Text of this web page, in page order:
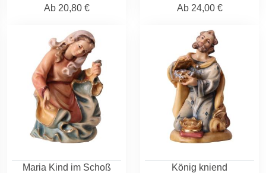
Ab20,80 €
Ab24,00 €
Maria Kind im Schoß
König kniend